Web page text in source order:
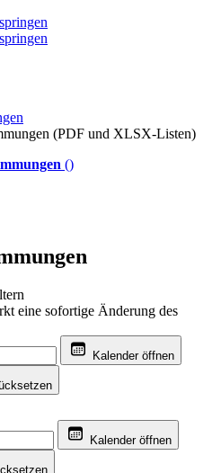
(PDF und XLSX-Listen)
()
eine sofortige Änderung des
Kalender öffnen
Kalender öffnen